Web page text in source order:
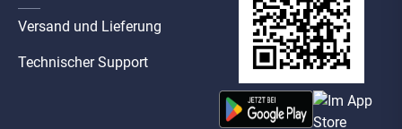
Versand und Lieferung
Technischer Support